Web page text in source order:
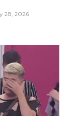
28, 2026